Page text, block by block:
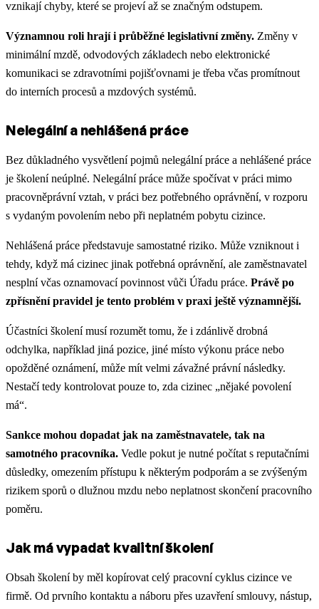
vznikají chyby, které se projeví až se značným odstupem.
Významnou roli hrají i průběžné legislativní změny. Změny v
minimální mzdě, odvodových základech nebo elektronické
komunikaci se zdravotními pojišťovnami je třeba včas promítnout
do interních procesů a mzdových systémů.
Nelegální a nehlášená práce
Bez důkladného vysvětlení pojmů nelegální práce a nehlášené práce
je školení neúplné. Nelegální práce může spočívat v práci mimo
pracovněprávní vztah, v práci bez potřebného oprávnění, v rozporu
s vydaným povolením nebo při neplatném pobytu cizince.
Nehlášená práce představuje samostatné riziko. Může vzniknout i
tehdy, když má cizinec jinak potřebná oprávnění, ale zaměstnavatel
nesplní včas oznamovací povinnost vůči Úřadu práce. Právě po
zpřísnění pravidel je tento problém v praxi ještě významnější.
Účastníci školení musí rozumět tomu, že i zdánlivě drobná
odchylka, například jiná pozice, jiné místo výkonu práce nebo
opožděné oznámení, může mít velmi závažné právní následky.
Nestačí tedy kontrolovat pouze to, zda cizinec „nějaké povolení
má“.
Sankce mohou dopadat jak na zaměstnavatele, tak na
samotného pracovníka. Vedle pokut je nutné počítat s reputačními
důsledky, omezením přístupu k některým podporám a se zvýšeným
rizikem sporů o dlužnou mzdu nebo neplatnost skončení pracovního
poměru.
Jak má vypadat kvalitní školení
Obsah školení by měl kopírovat celý pracovní cyklus cizince ve
firmě. Od prvního kontaktu a náboru přes uzavření smlouvy, nástup,